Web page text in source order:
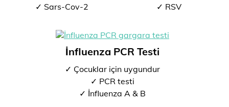
✓ Sars-Cov-2
✓ RSV
İnfluenza PCR Testi
✓ Çocuklar için uygundur
✓ PCR testi
✓ İnfluenza A & B